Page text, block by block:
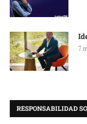
7
RESPONSABILIDAD